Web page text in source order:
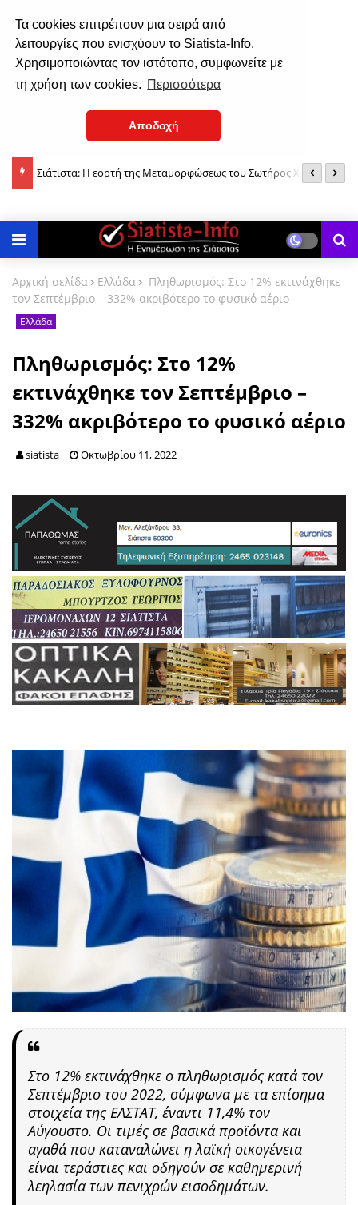
Τα cookies επιτρέπουν μια σειρά από
λειτουργίες που ενισχύουν το Siatista-Info.
Χρησιμοποιώντας τον ιστότοπο, συμφωνείτε με
τη χρήση των cookies. Περισσότερα
Αποδοχή
του Σιάτιστα: Η εορτή της Μεταμορφώσεως του Σωτήρος Χριστού
Αρχική σελίδα Ελλάδα
Πληθωρισμός: Στο 12% εκτινάχθηκε
τον Σεπτέμβριο – 332% ακριβότερο το φυσικό αέριο
Ελλάδα
Πληθωρισμός: Στο 12%
εκτινάχθηκε τον Σεπτέμβριο –
332% ακριβότερο το φυσικό αέριο
siatista Οκτωβρίου 11, 2022
Στο 12% εκτινάχθηκε ο πληθωρισμός κατά τον
Σεπτέμβριο του 2022, σύμφωνα με τα επίσημα
στοιχεία της ΕΛΣΤΑΤ, έναντι 11,4% τον
Αύγουστο. Οι τιμές σε βασικά προϊόντα και
αγαθά που καταναλώνει η λαϊκή οικογένεια
είναι τεράστιες και οδηγούν σε καθημερινή
λεηλασία των πενιχρών εισοδημάτων.